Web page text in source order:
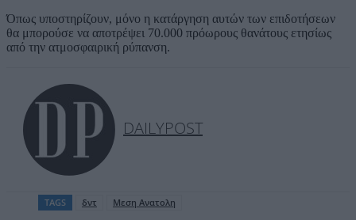
Όπως υποστηρίζουν, μόνο η κατάργηση αυτών των επιδοτήσεων
θα μπορούσε να αποτρέψει 70.000 πρόωρους θανάτους ετησίως
από την ατμοσφαιρική ρύπανση.
DAILYPOST
TAGS δντ Μεση Ανατολη